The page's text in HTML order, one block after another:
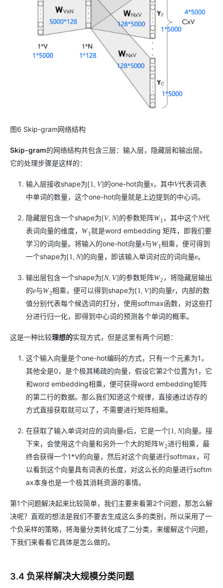
图6 Skip-gram网络结构
Skip-gram的网络结构共包含三层：输入层，隐藏层和输出层。
它的处理步骤是这样的：
输入层接收shape为[1 V]的one-hot向量x，其中V代表词表
中单词的数量，这个one-hot向量就是上边提到的中心词。
隐藏层包含一个shape为[V, N]的参数矩阵W1 ，其中这个N代
表词向量的维度，
W1 就是word embedding 矩阵，即我们要
学习的词向量。将输入的one-hot向量x与W1 相乘，便可得到
一个shape为[1 N]的向量，即该输入单词对应的词向量e。
输出层包含一个shape为[N, V]的参数矩阵W2 ，将隐藏层输出
的e与W2相乘，便可以得到shape为[1 V]的向量r，内部的数
值分别代表每个候选词的打分，使用softmax函数，对这些打
分进行归一化，即得到中心词的预测各个单词的概率。
这是一种比较理想的实现方式，但是这里有两个问题：
这个输入向量是个one-hot编码的方式，只有一个元素为1，
其他全是0，是个极其稀疏的向量，假设它第2个位置为1，它
和word embedding相乘，便可获得word embedding矩阵
的第二行的数据。那么我们知道这个规律，直接通过访存的
方式直接获取就可以了，不需要进行矩阵相乘。
在获取了输入单词对应的词向量e后，它是一个[1 N]向量。接
下来，会使用这个向量和另外一个大的矩阵W2进行相乘，最
终会获得一个1*V的向量，然后对这个向量进行softmax，可
以看到这个向量具有词表的长度，对这么长的向量进行softm
ax本身也是一个极其消耗资源的事情。
第1个问题解决起来比较简单，我们主要来看第2个问题，那怎么解
决呢？直观的想法是我们不要去生成这么多的类别，所以采用了一
个负采样的策略，将海量分类转化成了二分类，来缓解这个问题，
下我们来看看它具体是怎么做的。
3.4 负采样解决大规模分类问题